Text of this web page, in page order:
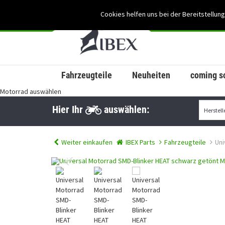
Cookies helfen uns bei der
Fahrzeugteile Neuheiten coming
Motorrad auswählen
Hier Ihr auswählen:
Weiter einkaufen IBEX Parts Fahrzeugteile